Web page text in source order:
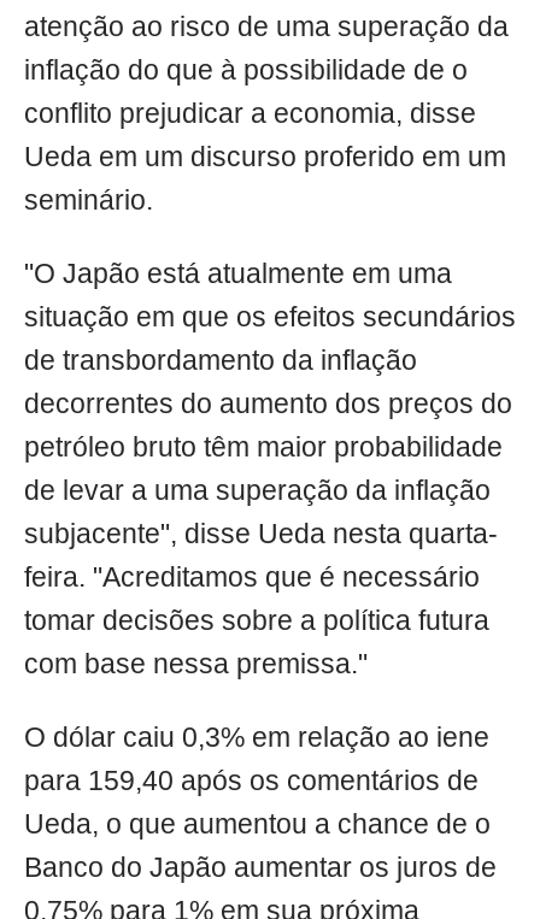
atenção ao risco de uma superação da
inflação do que à possibilidade de o
conflito prejudicar a economia, disse
Ueda em um discurso proferido em um
seminário.
"O Japão está atualmente em uma
situação em que os efeitos secundários
de transbordamento da inflação
decorrentes do aumento dos preços do
petróleo bruto têm maior probabilidade
de levar a uma superação da inflação
subjacente", disse Ueda nesta quarta-
feira. "Acreditamos que é necessário
tomar decisões sobre a política futura
com base nessa premissa."
O dólar caiu 0,3% em relação ao iene
para 159,40 após os comentários de
Ueda, o que aumentou a chance de o
Banco do Japão aumentar os juros de
0,75% para 1% em sua próxima